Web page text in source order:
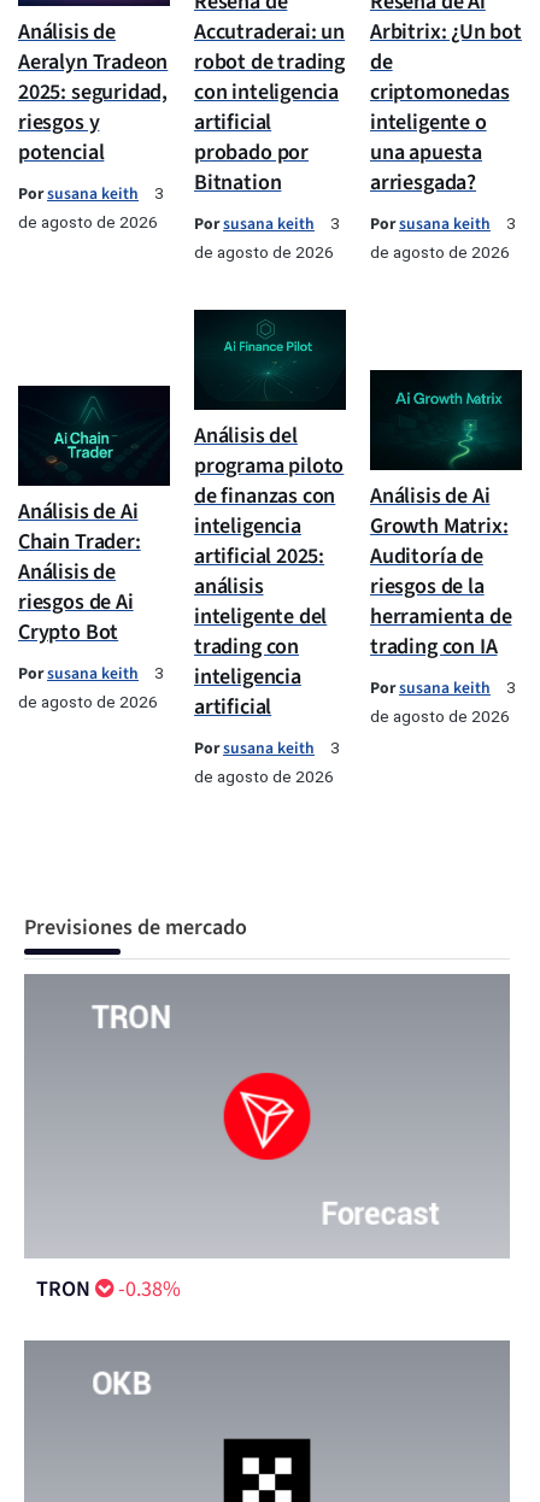
Análisis de
Aeralyn Tradeon
2025: seguridad,
riesgos y
potencial
Porsusana keith
3
de agosto de 2026
Accutraderai: un
robot de trading
con inteligencia
artificial
probado por
Bitnation
Porsusana keith
3
de agosto de 2026
Arbitrix: ¿Un bot
de
criptomonedas
inteligente o
una apuesta
arriesgada?
Porsusana keith
3
de agosto de 2026
Análisis de Ai
Chain Trader:
Análisis de
riesgos de Ai
Crypto Bot
Porsusana keith
3
de agosto de 2026
Análisis del
programa piloto
de finanzas con
inteligencia
artificial 2025:
análisis
inteligente del
trading con
inteligencia
artificial
Porsusana keith
3
de agosto de 2026
Análisis de Ai
Growth Matrix:
Auditoría de
riesgos de la
herramienta de
trading con IA
Porsusana keith
3
de agosto de 2026
Previsiones de mercado
TRON -0.38%